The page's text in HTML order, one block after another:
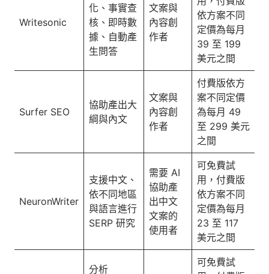
Writesonic
化、事實查
核、即時數
據、自動產
生問答
文案與
內容創
作者
依方案不同
定價為每月
39 至 199
美元之間
Surfer SEO
協助產出大
綱與內文
文案與
內容創
作者
付費版依方
案不同定價
為每月 49
至 299 美元
之間
NeuronWriter
支援中文、
依不同地區
與語言進行
SERP 研究
需要 AI
協助產
出中文
文案的
使用者
可免費試
用，付費版
依方案不同
定價為每月
23 至 117
美元之間
分析
可免費試